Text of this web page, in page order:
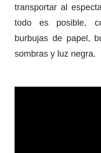
transportar al
todo es posible,
burbujas de papel,
sombras y luz negra.